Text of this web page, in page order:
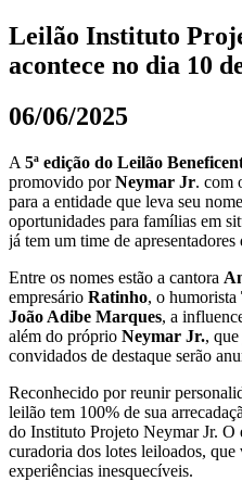
Leilão Instituto
acontece no dia 10
06/06/2025
A 5ª edição do Leilão
promovido porNeymar Jr. com
para a entidade que leva seu
oportunidades para famílias em
já tem um time de
Entre os nomes estão a cantora
empresário Ratinho, o humorista
João Adibe Marques, a
além do próprio Neymar Jr.,
convidados de destaque serão
Reconhecido por reunir
leilão tem 100% de sua
do Instituto Projeto Neymar Jr. O
curadoria dos lotes leiloados, que
experiências inesquecíveis.